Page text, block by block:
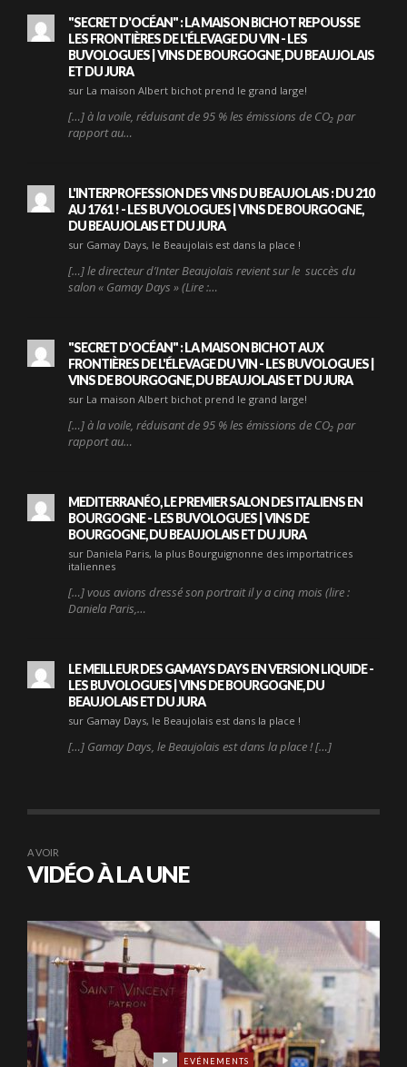
"SECRET D'OCÉAN" : LA MAISON BICHOT REPOUSSE
LES FRONTIÈRES DE L'ÉLEVAGE DU VIN - LES
BUVOLOGUES | VINS DE BOURGOGNE, DU BEAUJOLAIS
ET DU JURA
sur La maison Albert bichot prend le grand large!
[…] à la voile, réduisant de 95 % les émissions de CO₂ par
rapport au…
L'INTERPROFESSION DES VINS DU BEAUJOLAIS : DU 210
AU 1761 ! - LES BUVOLOGUES | VINS DE BOURGOGNE,
DU BEAUJOLAIS ET DU JURA
sur Gamay Days, le Beaujolais est dans la place !
[…] le directeur d’Inter Beaujolais revient sur le succès du
salon « Gamay Days » (Lire :…
"SECRET D'OCÉAN" : LA MAISON BICHOT AUX
FRONTIÈRES DE L'ÉLEVAGE DU VIN - LES BUVOLOGUES |
VINS DE BOURGOGNE, DU BEAUJOLAIS ET DU JURA
sur La maison Albert bichot prend le grand large!
[…] à la voile, réduisant de 95 % les émissions de CO₂ par
rapport au…
MEDITERRANÉO, LE PREMIER SALON DES ITALIENS EN
BOURGOGNE - LES BUVOLOGUES | VINS DE
BOURGOGNE, DU BEAUJOLAIS ET DU JURA
sur Daniela Paris, la plus Bourguignonne des importatrices
italiennes
[…] vous avions dressé son portrait il y a cinq mois (lire :
Daniela Paris,…
LE MEILLEUR DES GAMAYS DAYS EN VERSION LIQUIDE -
LES BUVOLOGUES | VINS DE BOURGOGNE, DU
BEAUJOLAIS ET DU JURA
sur Gamay Days, le Beaujolais est dans la place !
[…] Gamay Days, le Beaujolais est dans la place ! […]
A VOIR
VIDÉO À LA UNE
EVÉNEMENTS